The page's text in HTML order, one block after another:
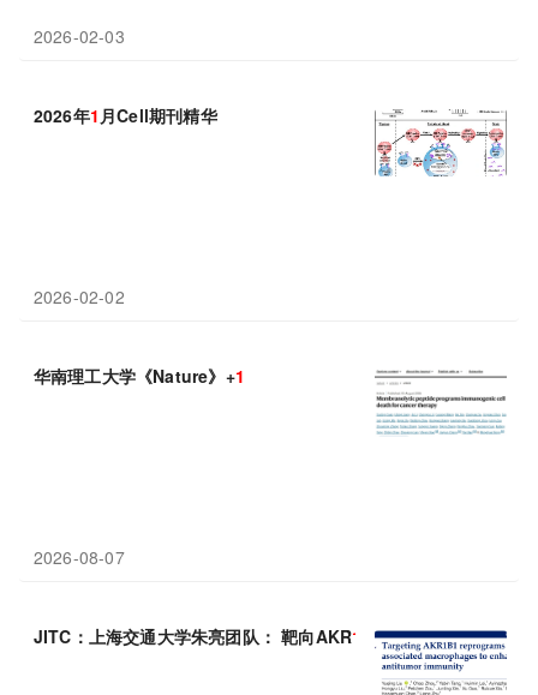
2026-02-03
2026年1 月Cell期刊精华
2026-02-02
华南理工大学《Nature》+1
2026-08-07
JITC：上海交通大学朱亮团队： 靶向AKR1 1重塑肿瘤免疫微环